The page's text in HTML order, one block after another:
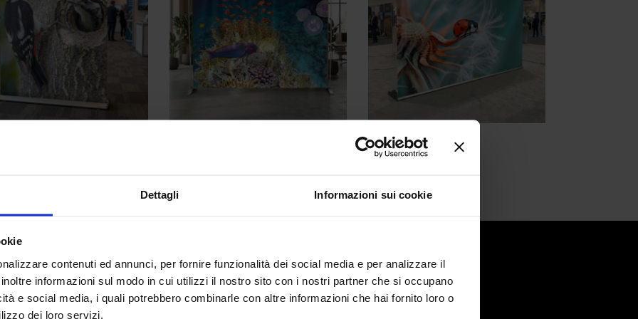
Dettagli Informazioni sui cookie
contenuti ed annunci, per fornire funzionalità dei social media e per analizzare il
informazioni sul modo in cui utilizzi il nostro sito con i nostri partner che si occupano
e social media, i quali potrebbero combinarle con altre informazioni che hai fornito loro o
dei loro servizi.
ROLL UP
Roll Up Sunderland
SRL
Lainate MI
Fondali Portatili
Stand Modulari
Roll Up
Via Sondrio 3
20045 Lainate MI